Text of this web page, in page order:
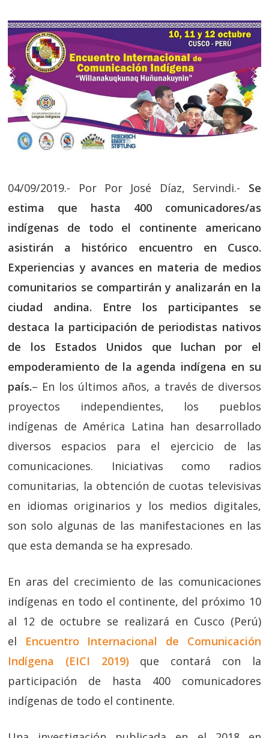
04/09/2019.- Por Por José Díaz, Servindi.- Se
estima que hasta 400 comunicadores/as
indígenas de todo el continente americano
asistirán a histórico encuentro en Cusco.
Experiencias y avances en materia de medios
comunitarios se compartirán y analizarán en la
ciudad andina. Entre los participantes se
destaca la participación de periodistas nativos
de los Estados Unidos que luchan por el
empoderamiento de la agenda indígena en su
país.– En los últimos años, a través de diversos
proyectos independientes, los pueblos
indígenas de América Latina han desarrollado
diversos espacios para el ejercicio de las
comunicaciones. Iniciativas como radios
comunitarias, la obtención de cuotas televisivas
en idiomas originarios y los medios digitales,
son solo algunas de las manifestaciones en las
que esta demanda se ha expresado.
En aras del crecimiento de las comunicaciones
indígenas en todo el continente, del próximo 10
al 12 de octubre se realizará en Cusco (Perú)
el Encuentro Internacional de Comunicación
Indígena (EICI 2019) que contará con la
participación de hasta 400 comunicadores
indígenas de todo el continente.